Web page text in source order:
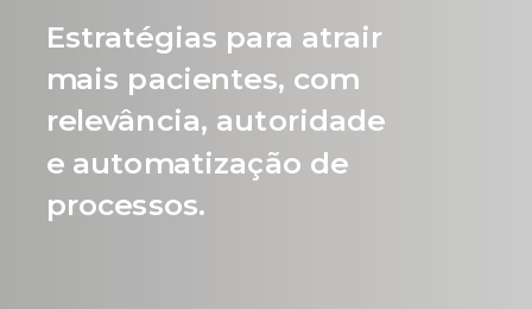
Estratégias para atrair
mais pacientes, com
relevância, autoridade
e automatização de
processos.